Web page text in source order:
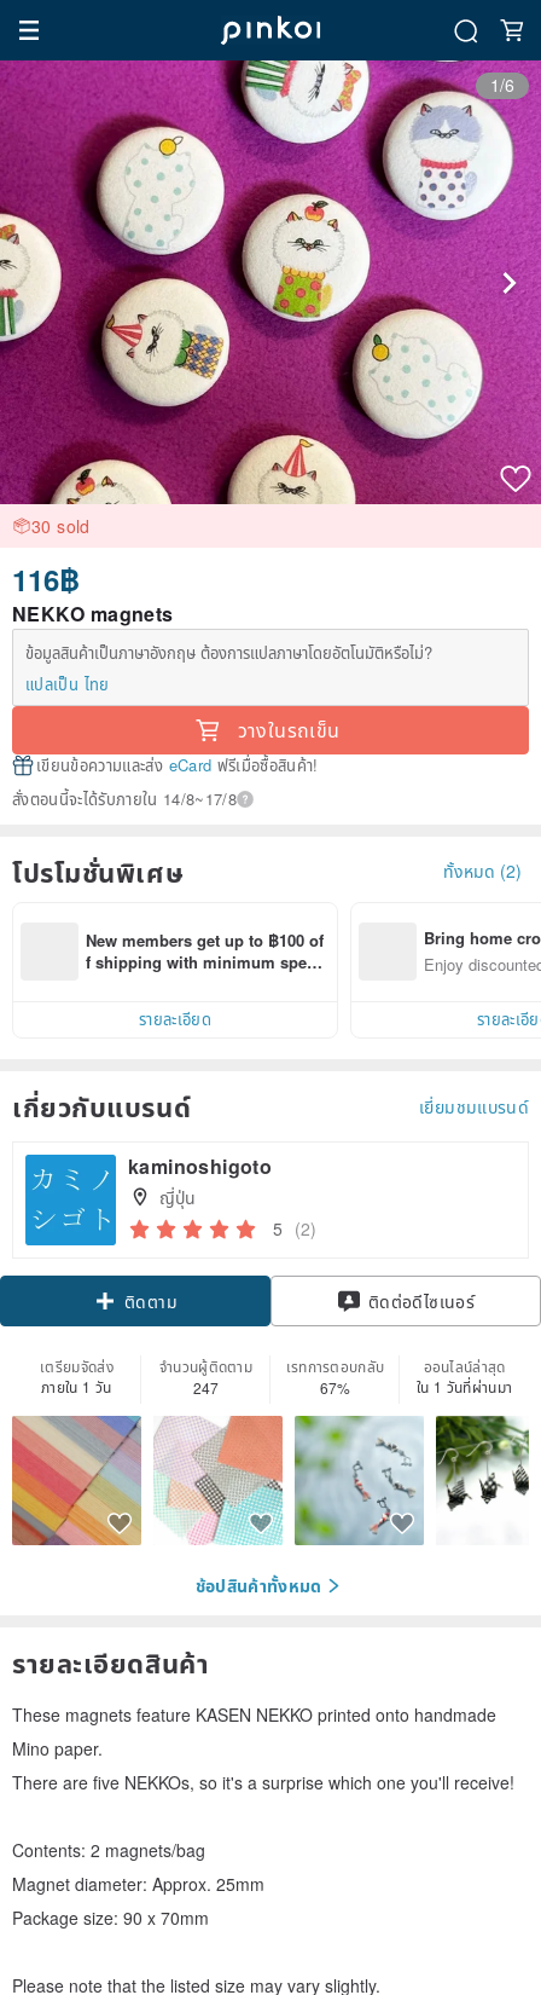
1/6
30 sold
116฿
NEKKO magnets
ข้อมูลสินค้าเป็นภาษาอังกฤษ ต้องการแปลภาษาโดยอัตโนมัติหรือไม่?
แปลเป็น ไทย
วางในรถเข็น
เขียนข้อความและส่ง eCard ฟรีเมื่อซื้อสินค้า!
สั่งตอนนี้จะได้รับภายใน 14/8~17/8
โปรโมชั่นพิเศษ ทั้งหมด (2)
New members get up to ฿100 of
f shipping with minimum spen
รายละเอียด
Bring home
n with ease
Enjoy
รายละเอี
เกี่ยวกับแบรนด์ เยี่ยมชมแบรนด์
kaminoshigoto
ญี่ปุ่น
5 (2)
ติดตาม ติดต่อดีไซเนอร์
เตรียมจัดส่ง
ภายใน 1 วัน
จำนวนผู้ติดตาม
247
เรทการตอบกลับ
67%
ออนไลน์ล่าสุด
ใน 1 วันที่ผ่านมา
ช้อปสินค้าทั้งหมด
รายละเอียดสินค้า
These magnets feature KASEN NEKKO printed onto handmade
Mino paper.
There are five NEKKOs, so it's a surprise which one you'll receive!
Contents: 2 magnets/bag
Magnet diameter: Approx. 25mm
Package size: 90 x 70mm
Please note that the listed size may vary slightly.